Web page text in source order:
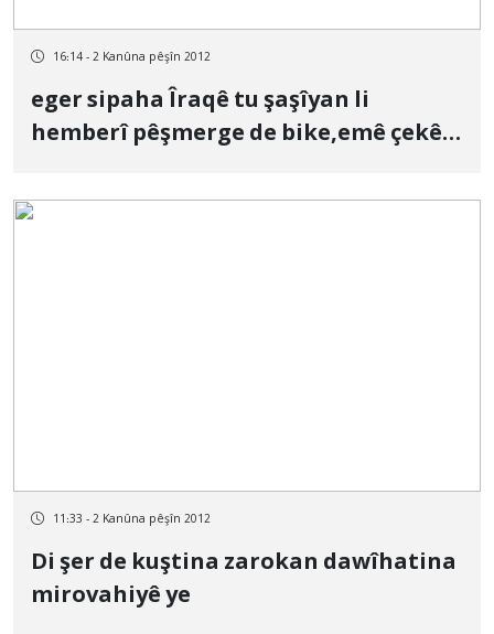
16:14 - 2 Kanûna pêşîn 2012
eger sipaha Îraqê tu şaşîyan li
hemberî pêşmerge de bike,emê çekên
11:33 - 2 Kanûna pêşîn 2012
Di şer de kuştina zarokan dawîhatina
mirovahiyê ye